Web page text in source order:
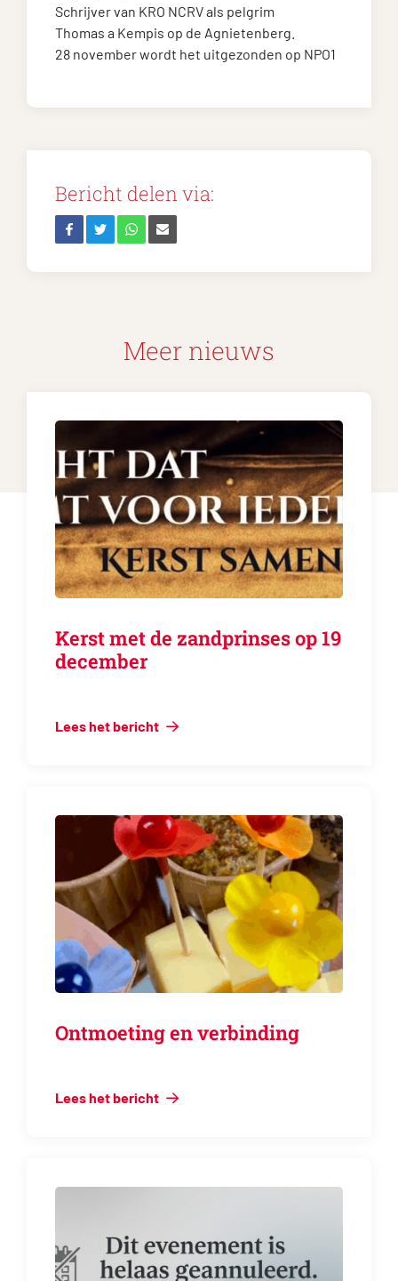
Schrijver van KRO NCRV als pelgrim
Thomas a Kempis op de Agnietenberg.
28 november wordt het uitgezonden op NPO1
Bericht delen via:
Meer nieuws
Kerst met de zandprinses op 19
december
Lees het bericht
Ontmoeting en verbinding
Lees het bericht